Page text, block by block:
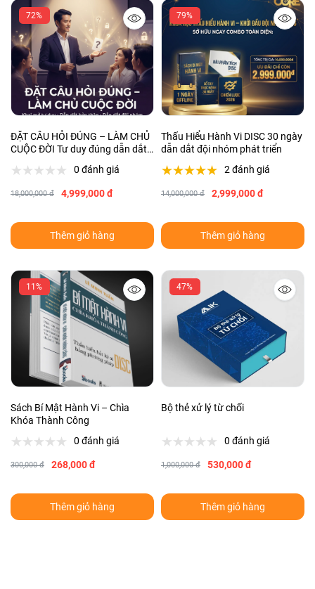
72%
ĐẶT CÂU HỎI ĐÚNG – LÀM CHỦ
CUỘC ĐỜI Tư duy đúng dẫn dắt
0 đánh giá
18,000,000 đ 4,999,000 đ
Thêm giỏ hàng
79%
Thấu Hiểu Hành Vi DISC 30 ngày
dẫn dắt đội nhóm phát triển
2 đánh giá
14,000,000 đ 2,999,000 đ
Thêm giỏ hàng
11%
Sách Bí Mật Hành Vi – Chìa
Khóa Thành Công
0 đánh giá
300,000 đ 268,000 đ
Thêm giỏ hàng
47%
Bộ thẻ xử lý từ chối
0 đánh giá
1,000,000 đ 530,000 đ
Thêm giỏ hàng